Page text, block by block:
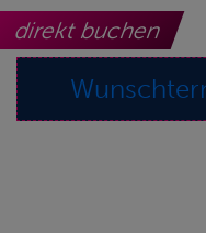
direkt buchen